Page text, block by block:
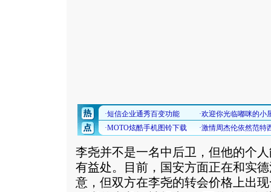
李尧并不是一名中后卫，但他的个
有益处。目前，国安方面正在和实
意，但双方在李尧的转会价格上出